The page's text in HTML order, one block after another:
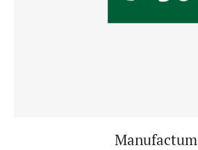
Manufactum